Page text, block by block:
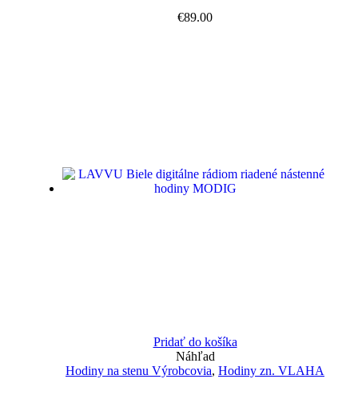
€89.00
Pridať do košíka
Náhľad
Hodiny na stenu Výrobcovia, Hodiny zn. VLAHA